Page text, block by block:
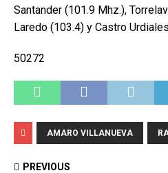
Santander (101.9 Mhz.),
Laredo (103.4) y Castro
50272
AMARO VILLANUEVA
PREVIOUS